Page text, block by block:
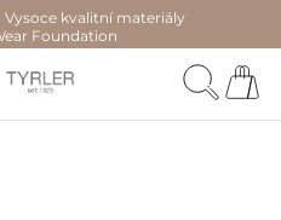
Vysoce kvalitní materiály
Foundation